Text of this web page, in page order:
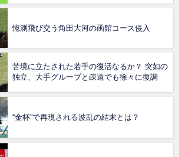
憶測飛び交う角田大河の函館コース侵入
苦境に立たされた若手の復活なるか？ 突如の
独立、大手グループと疎遠でも徐々に復調
“金杯”で再現される波乱の結末とは？